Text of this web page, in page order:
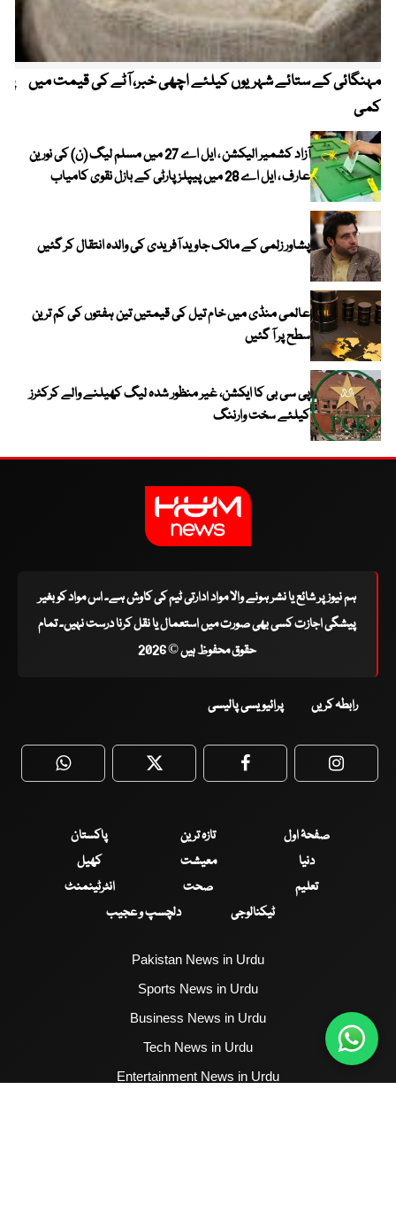
مہنگائی کے ستائے شہریوں کیلئے اچھی خبر، آٹے کی قیمت میں
کمی
آزاد کشمیر الیکشن ، ایل اے 27 میں مسلم لیگ (ن) کی نورین
عارف ، ایل اے 28 میں پیپلز پارٹی کے بازل نقوی کامیاب
پشاور زلمی کے مالک جاوید آفریدی کی والدہ انتقال کر گئیں
عالمی منڈی میں خام تیل کی قیمتیں تین ہفتوں کی کم ترین
سطح پر آ گئیں
پی سی بی کا ایکشن، غیر منظور شدہ لیگ کھیلنے والے کرکٹرز
کیلئے سخت وارننگ
ہم نیوز پر شائع یا نشر ہونے والا مواد ادارتی ٹیم کی کاوش ہے۔ اس مواد کو بغیر
پیشگی اجازت کسی بھی صورت میں استعمال یا نقل کرنا درست نہیں۔ تمام
حقوق محفوظ ہیں © 2026
رابطہ کریں پرائیویسی پالیسی
WhatsApp Twitter Facebook
صفحۂ اول تازہ ترین
پاکستان
دنیا
معیشت
کھیل
تعلیم
صحت
انٹرٹینمنٹ
ٹیکنالوجی
دلچسپ و عجیب
Pakistan News in Urdu
Sports News in Urdu
Business News in Urdu
Tech News in Urdu
Entertainment News in Urdu